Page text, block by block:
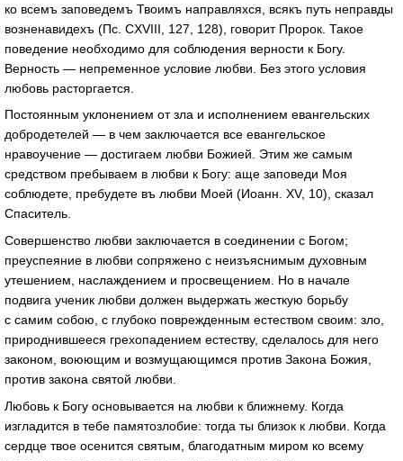
ко всемъ заповедемъ Твоимъ направляхся, всякъ путь неправды
возненавидехъ (Пc. CXVIII, 127, 128), говорит Пророк. Такое
поведение необходимо для соблюдения верности к Богу.
Верность — непременное условие любви. Без этого условия
любовь расторгается.
Постоянным уклонением от зла и исполнением евангельских
добродетелей — в чем заключается все евангельское
нравоучение — достигаем любви Божией. Этим же самым
средством пребываем в любви к Богу: аще заповеди Моя
соблюдете, пребудете въ любви Моей (Иоанн. XV, 10), сказал
Спаситель.
Совершенство любви заключается в соединении с Богом;
преуспеяние в любви сопряжено с неизъяснимым духовным
утешением, наслаждением и просвещением. Но в начале
подвига ученик любви должен выдержать жесткую борьбу
с самим собою, с глубоко поврежденным естеством своим: зло,
природнившееся грехопадением естеству, сделалось для него
законом, воюющим и возмущающимся против Закона Божия,
против закона святой любви.
Любовь к Богу основывается на любви к ближнему. Когда
изгладится в тебе памятозлобие: тогда ты близок к любви. Когда
сердце твое осенится святым, благодатным миром ко всему